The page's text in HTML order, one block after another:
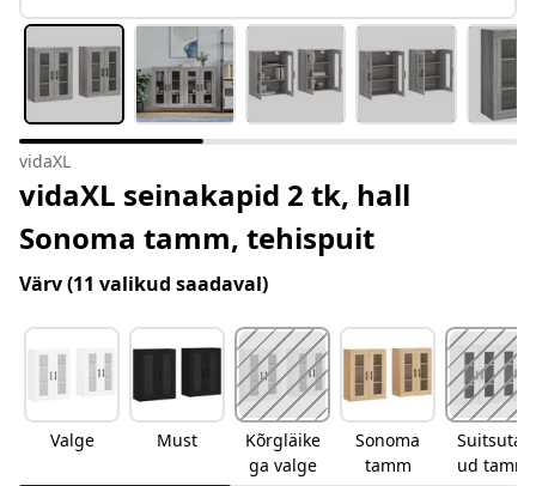
vidaXL
vidaXL seinakapid 2 tk, hall
Sonoma tamm, tehispuit
Värv(11 valikud saadaval)
Valge Must
Kõrgläike
ga valge
Sonoma
tamm
Suitsutat
ud tamm